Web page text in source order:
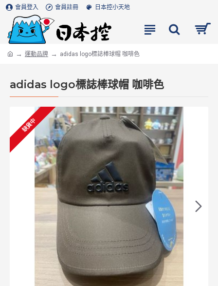
會員登入 會員註冊 日本控小天地
運動品牌 adidas logo標誌棒球帽 咖啡色
adidas logo標誌棒球帽 咖啡色
缺貨中